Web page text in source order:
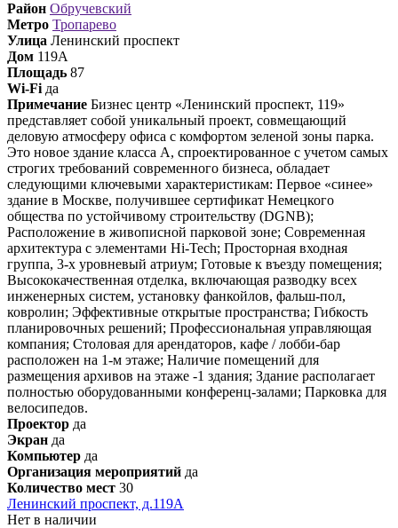
Район Обручевский
Метро Тропарево
Улица Ленинский проспект
Дом 119А
Площадь 87
Wi-Fi да
Примечание Бизнес центр «Ленинский проспект, 119»
представляет собой уникальный проект, совмещающий
деловую атмосферу офиса с комфортом зеленой зоны парка.
Это новое здание класса А, спроектированное с учетом самых
строгих требований современного бизнеса, обладает
следующими ключевыми характеристикам: Первое «синее»
здание в Москве, получившее сертификат Немецкого
общества по устойчивому строительству (DGNB);
Расположение в живописной парковой зоне; Современная
архитектура с элементами Hi-Tech; Просторная входная
группа, 3-х уровневый атриум; Готовые к въезду помещения;
Высококачественная отделка, включающая разводку всех
инженерных систем, установку фанкойлов, фальш-пол,
ковролин; Эффективные открытые пространства; Гибкость
планировочных решений; Профессиональная управляющая
компания; Столовая для арендаторов, кафе / лобби-бар
расположен на 1-м этаже; Наличие помещений для
размещения архивов на этаже -1 здания; Здание располагает
полностью оборудованными конференц-залами; Парковка для
велосипедов.
Проектор да
Экран да
Компьютер да
Организация мероприятий да
Количество мест 30
Ленинский проспект, д.119А
Нет в наличии